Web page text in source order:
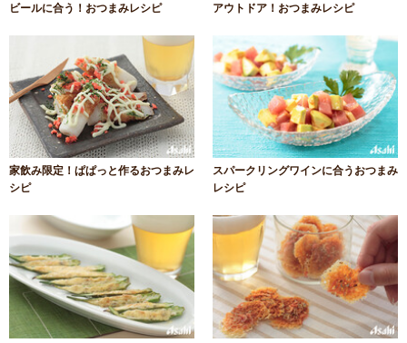
ビールに合う！おつまみレシピ アウトドア！おつまみレシピ
家飲み限定！ぱぱっと作るおつまみレ
シピ
スパークリングワインに合うおつまみ
レシピ